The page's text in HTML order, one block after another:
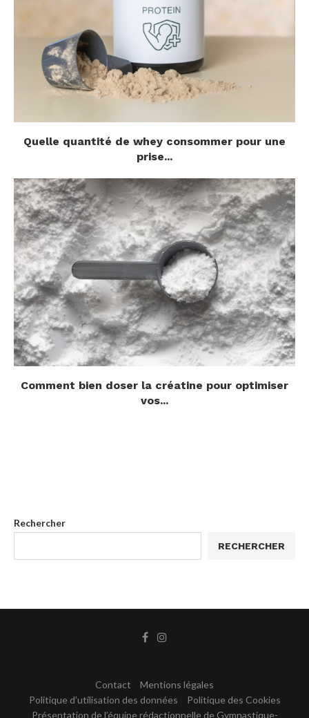
Quelle quantité de whey consommer pour une
prise...
Comment bien doser la créatine pour optimiser
vos...
Rechercher
RECHERCHER
Contact
Mentions légales
Politique d’utilisation des données
Politique des Cookies
Présentation de l’équipe rédactionnelle de Gymnastique-